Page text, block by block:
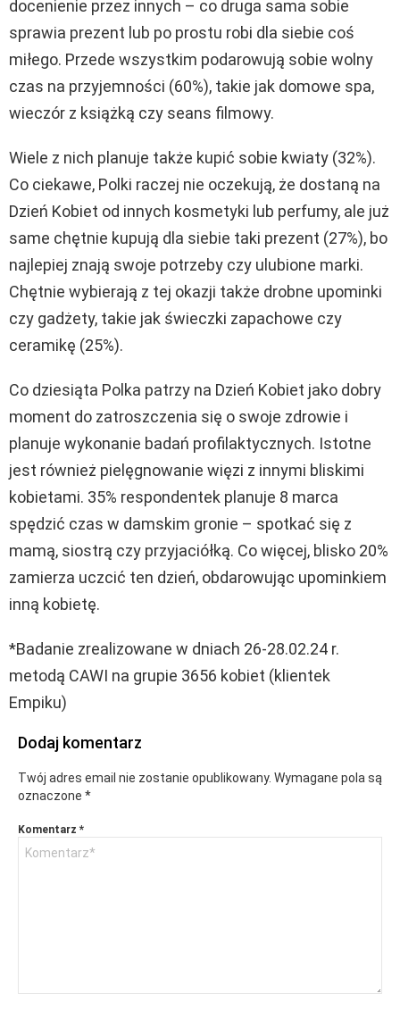
docenienie przez innych – co druga sama sobie
sprawia prezent lub po prostu robi dla siebie coś
miłego. Przede wszystkim podarowują sobie wolny
czas na przyjemności (60%), takie jak domowe spa,
wieczór z książką czy seans filmowy.
Wiele z nich planuje także kupić sobie kwiaty (32%).
Co ciekawe, Polki raczej nie oczekują, że dostaną na
Dzień Kobiet od innych kosmetyki lub perfumy, ale już
same chętnie kupują dla siebie taki prezent (27%), bo
najlepiej znają swoje potrzeby czy ulubione marki.
Chętnie wybierają z tej okazji także drobne upominki
czy gadżety, takie jak świeczki zapachowe czy
ceramikę (25%).
Co dziesiąta Polka patrzy na Dzień Kobiet jako dobry
moment do zatroszczenia się o swoje zdrowie i
planuje wykonanie badań profilaktycznych. Istotne
jest również pielęgnowanie więzi z innymi bliskimi
kobietami. 35% respondentek planuje 8 marca
spędzić czas w damskim gronie – spotkać się z
mamą, siostrą czy przyjaciółką. Co więcej, blisko 20%
zamierza uczcić ten dzień, obdarowując upominkiem
inną kobietę.
*Badanie zrealizowane w dniach 26-28.02.24 r.
metodą CAWI na grupie 3656 kobiet (klientek
Empiku)
Dodaj komentarz
Twój adres email nie zostanie opublikowany. Wymagane pola są
oznaczone *
Komentarz *